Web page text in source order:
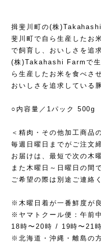
揖斐川町の(株
斐川町で自ら生産したお
で飼育し、おいしさを追
(株)Takahashi Farmで生
ら生産したお米を食べさ
おいしさを追求している
○内容量／1パック 500g
＜精肉・その他加工商品
毎週日曜日までがご注文
お届けは、最短で次の木
また木曜日～日曜日の間
ご希望の際は別途ご連絡
※木曜日着が一番鮮度が
※ヤマトクール便：午前
18時〜20時 / 19時〜21時
※北海道・沖縄・離島の